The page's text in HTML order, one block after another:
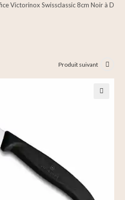
Victorinox Swissclassic 8cm Noir à
Produit suivant